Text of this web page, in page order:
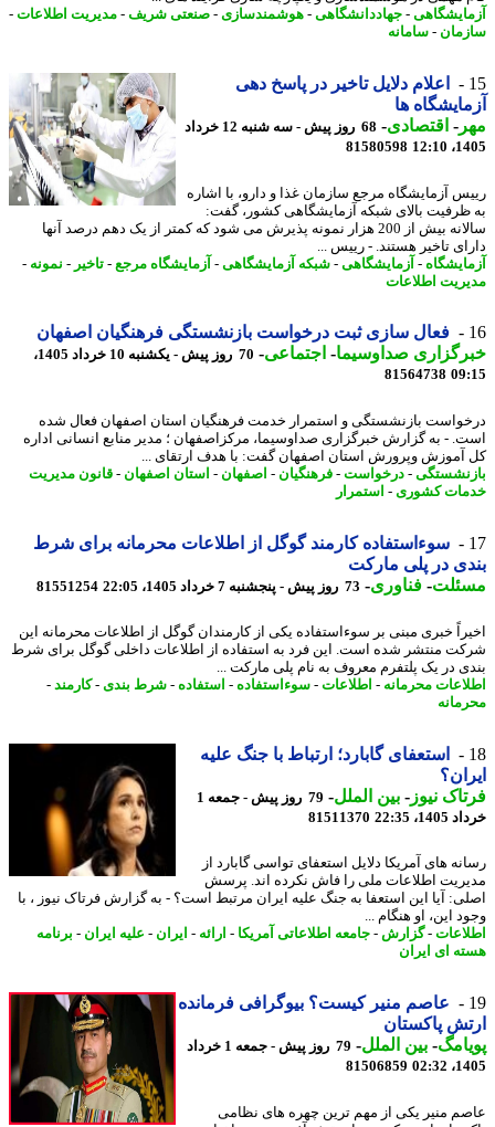
-جهاددانشگاهی-هوشمندسازی- صنعتی شریف-مدیریت اطلاعات-
-سامانه
اعلام دلایل تاخیر در پاسخ دهی
ها
-اقتصادی-
68 روز پیش - سه شنبه 12 خرداد
81580598
آزمایشگاه مرجع سازمان غذا و دارو، با اشاره
بالای شبکه آزمایشگاهی کشور، گفت:
سالانه بیش از 200 هزار نمونه پذیرش می شود که کمتر از یک دهم درصد آنها
تاخیر هستند. - رییس ...
-آزمایشگاهی-شبکه آزمایشگاهی-آزمایشگاه مرجع-تاخیر-نمونه-
اطلاعات
فعال سازی ثبت درخواست بازنشستگی فرهنگیان اصفهان
صداوسیما-اجتماعی-
70 روز پیش - یکشنبه 10 خرداد 1405،
81564738
بازنشستگی و استمرار خدمت فرهنگیان استان اصفهان فعال شده
- به گزارش خبرگزاری صداوسیما، مرکزاصفهان ؛ مدیر منابع انسانی اداره
وپرورش استان اصفهان گفت: با هدف ارتقای ...
-درخواست -فرهنگیان-اصفهان-استان اصفهان-قانون مدیریت
کشوری- استمرار
سوءاستفاده کارمند گوگل از اطلاعات محرمانه برای شرط
در پلی مارکت
-فناوری- 73 روز پیش - پنجشنبه 7 خرداد 1405، 22:05 81551254
خبری مبنی بر سوءاستفاده یکی از کارمندان گوگل از اطلاعات محرمانه این
منتشر شده است. این فرد به استفاده از اطلاعات داخلی گوگل برای شرط
در یک پلتفرم معروف به نام پلی مارکت ...
محرمانه -اطلاعات-سوءاستفاده-استفاده-شرط بندی -کارمند-
استعفای گابارد؛ ارتباط با جنگ علیه
نیوز-بین الملل-
79 روز پیش - جمعه 1
22:35
81511370
های آمریکا دلایل استعفای تواسی گابارد از
اطلاعات ملی را فاش نکرده اند. پرسش
آیا این استعفا به جنگ علیه ایران مرتبط است؟ - به گزارش فرتاک نیوز ، با
این، او هنگام ...
-گزارش -جامعه اطلاعاتی آمریکا- ارائه - ایران - علیه ایران -
برنامه
ای ایران
عاصم منیر کیست؟ بیوگرافی فرمانده
پاکستان
-بین الملل-
79 روز پیش - جمعه 1 خرداد
81506859
منیر یکی از مهم ترین چهره های نظامی